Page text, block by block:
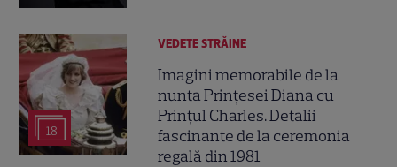
18
VEDETE STRĂINE
Imagini memorabile de la
nunta Prințesei Diana cu
Prințul Charles. Detalii
fascinante de la ceremonia
regală din 1981